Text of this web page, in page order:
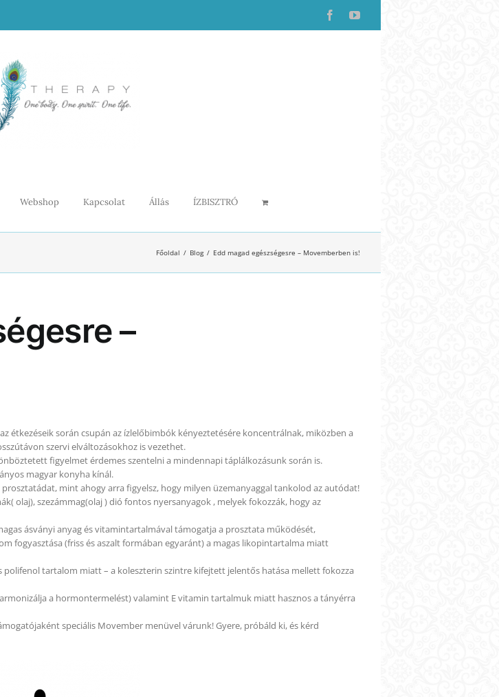
FacebookYouTube
Webshop Kapcsolat Állás ÍZBISZTRÓ
Főoldal Blog Edd magad egészségesre – Movemberben is!
–
étkezéseik során csupán az ízlelőbimbók kényeztetésére koncentrálnak, miközben a
szervi elváltozásokhoz is vezethet.
figyelmet érdemes szentelni a mindennapi táplálkozásunk során is.
magyar konyha kínál.
mint ahogy arra figyelsz, hogy milyen üzemanyaggal tankolod az autódat!
olaj), szezámmag(olaj ) dió fontos nyersanyagok , melyek fokozzák, hogy az
ásványi anyag és vitamintartalmával támogatja a prosztata működését,
fogyasztása (friss és aszalt formában egyaránt) a magas likopintartalma miatt
polifenol tartalom miatt – a koleszterin szintre kifejtett jelentős hatása mellett fokozza
a hormontermelést) valamint E vitamin tartalmuk miatt hasznos a tányérra
speciális Movember menüvel várunk! Gyere, próbáld ki, és kérd